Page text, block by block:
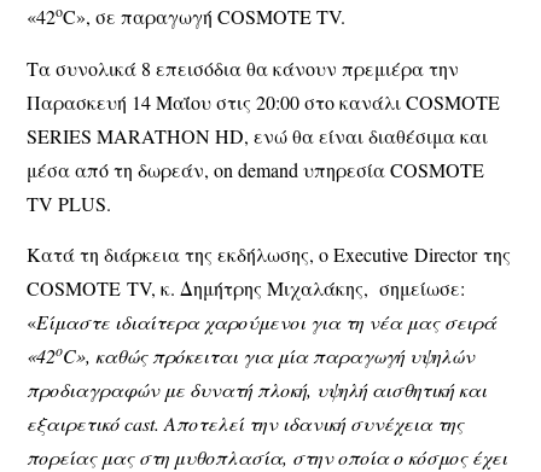
«42οC», σε παραγωγή COSMOTE TV.
Τα συνολικά 8 επεισόδια θα κάνουν πρεμιέρα την
Παρασκευή 14 Μαΐου στις 20:00 στο κανάλι COSMOTE
SERIES MARATHON HD, ενώ θα είναι διαθέσιμα και
μέσα από τη δωρεάν, on demand υπηρεσία COSMOTE
TV PLUS.
Κατά τη διάρκεια της εκδήλωσης, ο Executive Director της
COSMOTE TV, κ.Δημήτρης Μιχαλάκης, σημείωσε:
«Είμαστε ιδιαίτερα χαρούμενοι για τη νέα μας σειρά
«42οC», καθώς πρόκειται για μία παραγωγή υψηλών
προδιαγραφών με δυνατή πλοκή, υψηλή αισθητική και
εξαιρετικόcast. Αποτελεί την ιδανική συνέχεια της
πορείας μας στη μυθοπλασία, στην οποία ο κόσμος έχει